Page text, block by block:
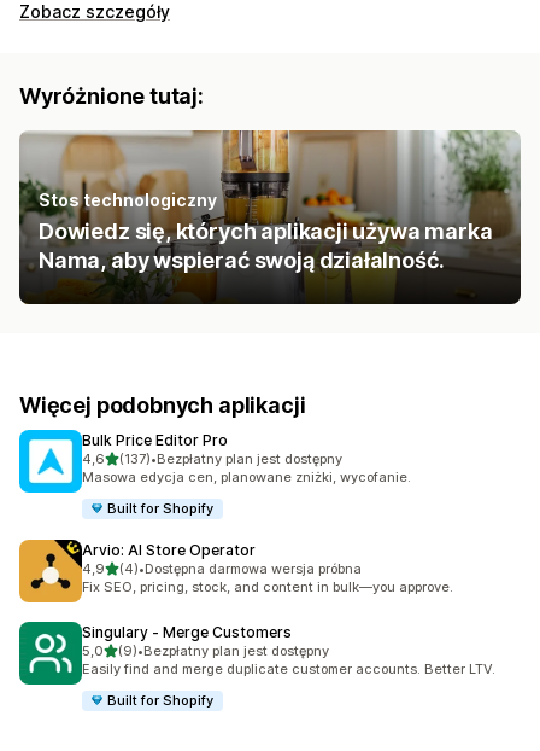
Zobacz szczegóły
Wyróżnione tutaj:
Stos technologiczny
Dowiedz się, których aplikacji używa marka
Nama, aby wspierać swoją działalność.
Więcej podobnych aplikacji
Bulk Price Editor Pro
4,6na 5 gwiazdek
(137)
Łączna liczba recenzji: 137
•Bezpłatny plan jest dostępny
Masowa edycja cen, planowane zniżki, wycofanie.
Built for Shopify
Arvio: AI Store Operator
4,9na 5 gwiazdek
(4)
Łączna liczba recenzji: 4
•Dostępna darmowa wersja próbna
Fix SEO, pricing, stock, and content in bulk—you approve.
Singulary ‑ Merge Customers
5,0na 5 gwiazdek
(9)
Łączna liczba recenzji: 9
•Bezpłatny plan jest dostępny
Easily find and merge duplicate customer accounts. Better LTV.
Built for Shopify